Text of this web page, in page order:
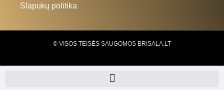
Slapukų politika
© VISOS TEISĖS SAUGOMOS BRISALA.LT